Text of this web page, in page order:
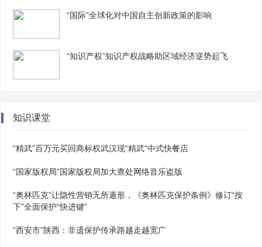
“国际”全球化对中国自主创新政策的影响
“知识产权”知识产权战略助区域经济逆势起飞
知识课堂
“精武”百万元买回商标权武汉现“精武”中式快餐店
“国家版权局”国家版权局加大查处网络音乐盗版
“奥林匹克”让隐性营销无所遁形，《奥林匹克保护条例》修订“按
下”全面保护“快进键”
“西安市”陕西：非遗保护传承路越走越宽广